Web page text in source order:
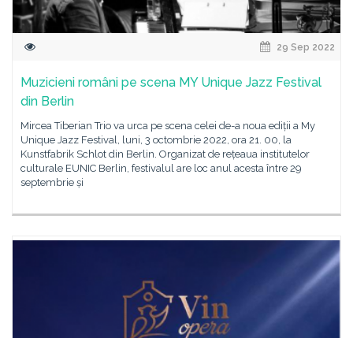
29 Sep 2022
Muzicieni români pe scena MY Unique Jazz Festival
din Berlin
Mircea Tiberian Trio va urca pe scena celei de-a noua ediții a My
Unique Jazz Festival, luni, 3 octombrie 2022, ora 21. 00, la
Kunstfabrik Schlot din Berlin. Organizat de rețeaua institutelor
culturale EUNIC Berlin, festivalul are loc anul acesta între 29
septembrie și